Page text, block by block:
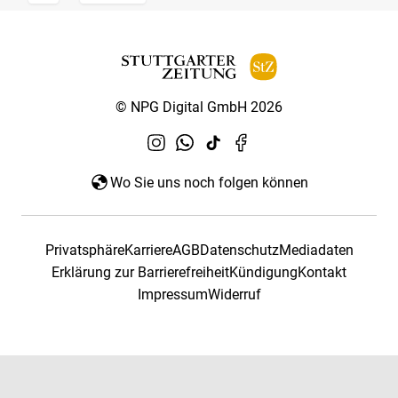
© NPG Digital GmbH 2026
Wo Sie uns noch folgen können
PrivatsphäreKarriereAGBDatenschutzMediadaten
Erklärung zur BarrierefreiheitKündigungKontakt
ImpressumWiderruf